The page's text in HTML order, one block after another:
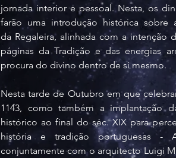
jornada interior e pessoal. Nesta, os
farão uma introdução histórica
da Regaleira, alinhada com a
páginas da Tradição e das energias
procura do divino dentro de si mesmo.
Nesta tarde de Outubro em que
1143, como também a implantação
histórico ao final do séc. XIX para
história e tradição portuguesas -
conjuntamente com o arquitecto Luigi